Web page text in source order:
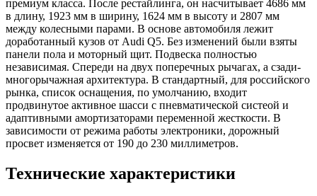
премиум класса. После рестайлинга, он насчитывает 4686 мм
в длину, 1923 мм в ширину, 1624 мм в высоту и 2807 мм
между колесными парами. В основе автомобиля лежит
доработанный кузов от Audi Q5. Без изменений были взяты
панели пола и моторный щит. Подвеска полностью
независимая. Спереди на двух поперечных рычагах, а сзади-
многорычажная архитектура. В стандартный, для российского
рынка, список оснащения, по умолчанию, входит
продвинутое активное шасси с пневматической систеой и
адаптивными амортизаторами переменной жесткости. В
зависимости от режима работы электроники, дорожный
просвет изменяется от 190 до 230 миллиметров.
Технические характеристики